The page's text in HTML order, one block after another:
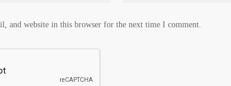
and website in this browser for the next time I comment.